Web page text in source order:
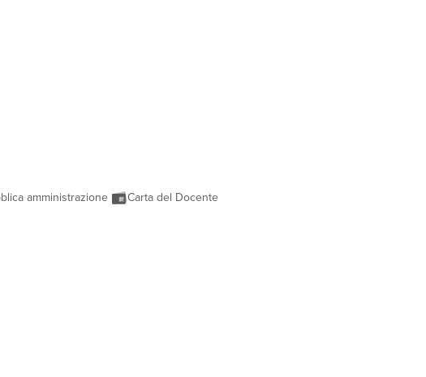
amministrazione Carta del Docente